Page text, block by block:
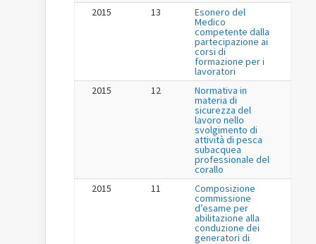
2015
13 Esonero del
Medico
competente dalla
partecipazione ai
corsi di
formazione per i
lavoratori
2015
12 Normativa in
materia di
sicurezza del
lavoro nello
svolgimento di
attività di pesca
subacquea
professionale del
corallo
2015
11 Composizione
commissione
d’esame per
abilitazione alla
conduzione dei
generatori di